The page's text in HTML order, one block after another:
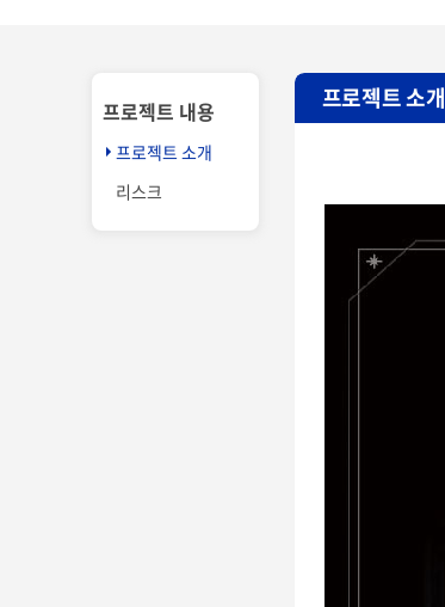
프로젝트 내용
프로젝트 소개
리스크
프로젝트 소개